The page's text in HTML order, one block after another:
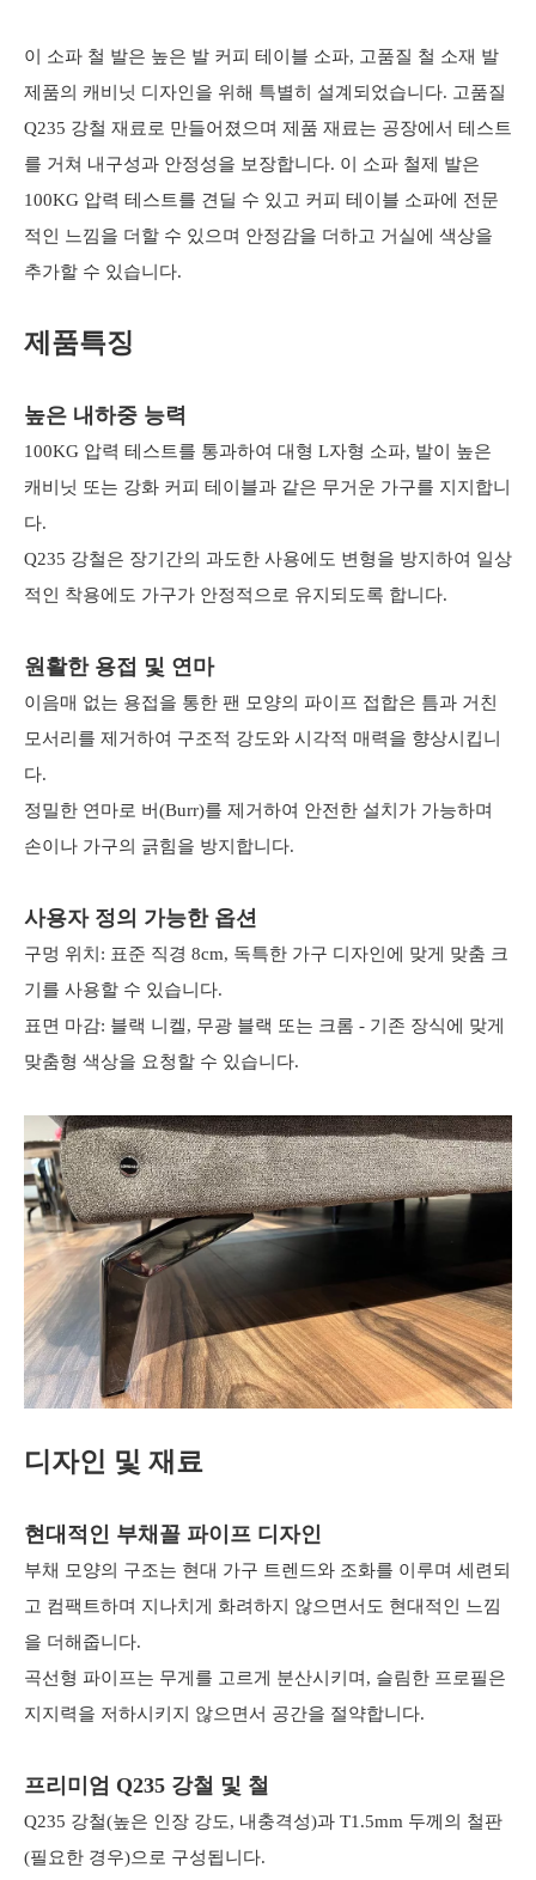
이 소파 철 발은 높은 발 커피 테이블 소파, 고품질 철 소재 발
제품의 캐비닛 디자인을 위해 특별히 설계되었습니다. 고품질
Q235 강철 재료로 만들어졌으며 제품 재료는 공장에서 테스트
를 거쳐 내구성과 안정성을 보장합니다. 이 소파 철제 발은
100KG 압력 테스트를 견딜 수 있고 커피 테이블 소파에 전문
적인 느낌을 더할 수 있으며 안정감을 더하고 거실에 색상을
추가할 수 있습니다.
제품특징
높은 내하중 능력
100KG 압력 테스트를 통과하여 대형 L자형 소파, 발이 높은
캐비닛 또는 강화 커피 테이블과 같은 무거운 가구를 지지합니
다.
Q235 강철은 장기간의 과도한 사용에도 변형을 방지하여 일상
적인 착용에도 가구가 안정적으로 유지되도록 합니다.
원활한 용접 및 연마
이음매 없는 용접을 통한 팬 모양의 파이프 접합은 틈과 거친
모서리를 제거하여 구조적 강도와 시각적 매력을 향상시킵니
다.
정밀한 연마로 버(Burr)를 제거하여 안전한 설치가 가능하며
손이나 가구의 긁힘을 방지합니다.
사용자 정의 가능한 옵션
구멍 위치: 표준 직경 8cm, 독특한 가구 디자인에 맞게 맞춤 크
기를 사용할 수 있습니다.
표면 마감: 블랙 니켈, 무광 블랙 또는 크롬 - 기존 장식에 맞게
맞춤형 색상을 요청할 수 있습니다.
디자인 및 재료
현대적인 부채꼴 파이프 디자인
부채 모양의 구조는 현대 가구 트렌드와 조화를 이루며 세련되
고 컴팩트하며 지나치게 화려하지 않으면서도 현대적인 느낌
을 더해줍니다.
곡선형 파이프는 무게를 고르게 분산시키며, 슬림한 프로필은
지지력을 저하시키지 않으면서 공간을 절약합니다.
프리미엄 Q235 강철 및 철
Q235 강철(높은 인장 강도, 내충격성)과 T1.5mm 두께의 철판
(필요한 경우)으로 구성됩니다.